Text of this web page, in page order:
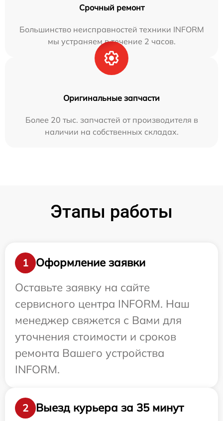
Срочный ремонт
Большинство неисправностей техники INFORM
мы устраняем в течение 2 часов.
Оригинальные запчасти
Более 20 тыс. запчастей от производителя в
наличии на собственных складах.
Этапы работы
1
Оформление заявки
Оставьте заявку на сайте
сервисного центра INFORM. Наш
менеджер свяжется с Вами для
уточнения стоимости и сроков
ремонта Вашего устройства
INFORM.
2 Выезд курьера за 35 минут